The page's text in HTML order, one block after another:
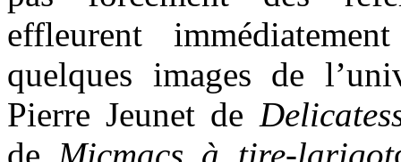
effleurent
quelques images de
Pierre Jeunet de
deMicmacs à tire-larigot